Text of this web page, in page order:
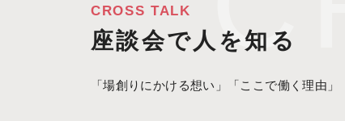
CROSS TALK
座談会で人を知る
「場創りにかける想い」「ここで働く理由」